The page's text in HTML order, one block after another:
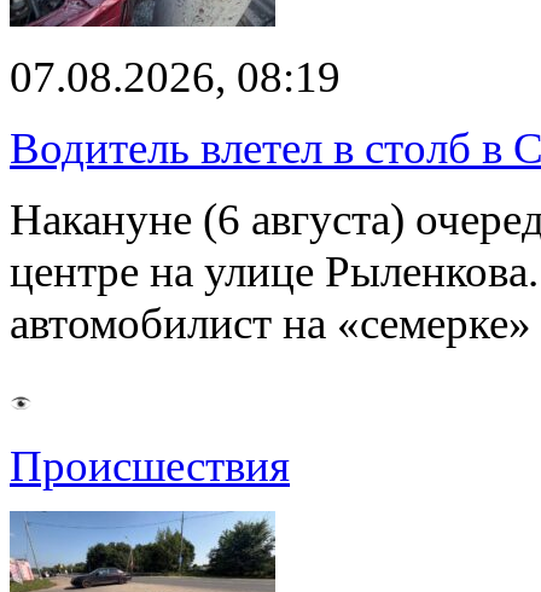
07.08.2026, 08:19
Водитель влетел в столб в
Накануне (6 августа)
центре на улице
автомобилист на
Происшествия